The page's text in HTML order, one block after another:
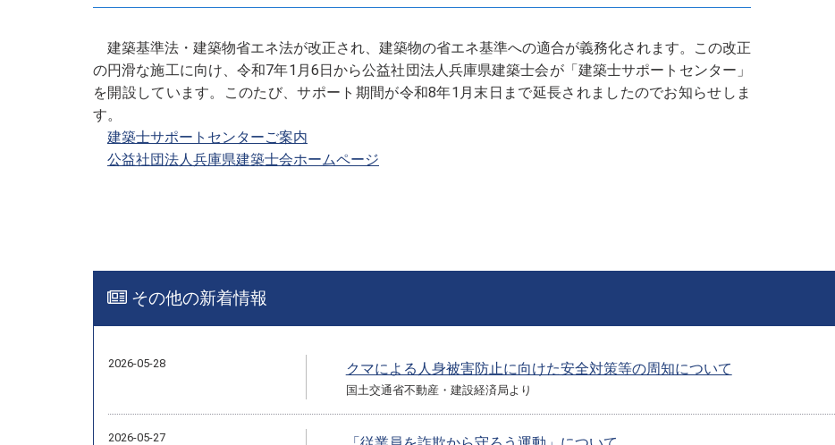
建築基準法・建築物省エネ法が改正され、建築物の省エネ基準への適合が義務化されます。この改正
の円滑な施工に向け、令和7年1月6日から公益社団法人兵庫県建築士会が「建築士サポートセンター」
を開設しています。このたび、サポート期間が令和8年1月末日まで延長されましたのでお知らせしま
す。
建築士サポートセンターご案内
公益社団法人兵庫県建築士会ホームページ
その他の新着情報
2026-05-28 クマによる人身被害防止に向けた安全対策等の周知について
国土交通省不動産・建設経済局より
2026-05-27